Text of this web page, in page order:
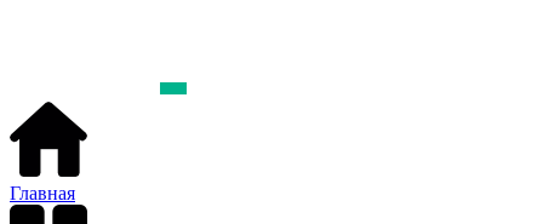
Главная